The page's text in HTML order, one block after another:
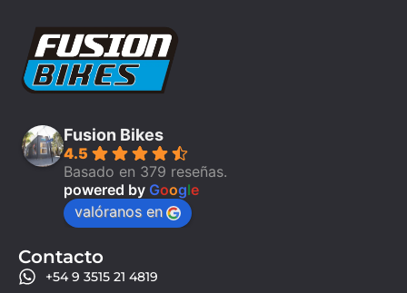
Fusion Bikes
4.5
Basado en 379 reseñas.
powered by Google
valóranos en
Contacto
+54 9 3515 21 4819